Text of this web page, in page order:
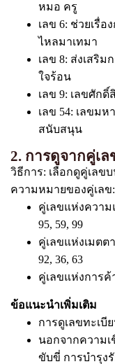
หมอ ครู
เลข 6: ช่วยเรื่
ไหลมาเทมา
เลข 8: ส่งเสริ
ใจร้อน
เลข 9: เลขศัก
เลข 54: เลขม
สนับสนุน
2. การดูจากคู่เล
วิธีการ: เลือกดูคู่เลข
ความหมายของคู่เลข:
คู่เลขแห่งความ
95, 59, 99
คู่เลขแห่งเมตตา
92, 36, 63
คู่เลขแห่งการค้า
ข้อแนะนำเพิ่มเติม
การดูเลขทะเบี
นอกจากความเ
ขับขี่ การบำรุง